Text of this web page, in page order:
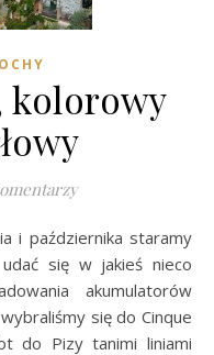
kolorowy
się w jakieś nieco
akumulatorów
się do Cinque
do Pizy tanimi liniami